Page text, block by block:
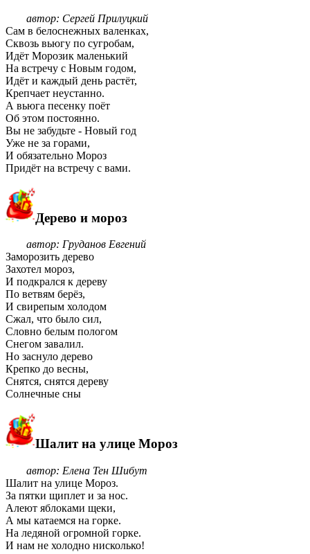
автор: Сергей Прилуцкий
Сам в белоснежных валенках,
Сквозь вьюгу по сугробам,
Идёт Морозик маленький
На встречу с Новым годом,
Идёт и каждый день растёт,
Крепчает неустанно.
А вьюга песенку поёт
Об этом постоянно.
Вы не забудьте - Новый год
Уже не за горами,
И обязательно Мороз
Придёт на встречу с вами.
Дерево и мороз
автор: Груданов Евгений
Заморозить дерево
Захотел мороз,
И подкрался к дереву
По ветвям берёз,
И свирепым холодом
Сжал, что было сил,
Словно белым пологом
Снегом завалил.
Но заснуло дерево
Крепко до весны,
Снятся, снятся дереву
Солнечные сны
Шалит на улице Мороз
автор: Елена Тен Шибут
Шалит на улице Мороз.
За пятки щиплет и за нос.
Алеют яблоками щеки,
А мы катаемся на горке.
На ледяной огромной горке.
И нам не холодно нисколько!